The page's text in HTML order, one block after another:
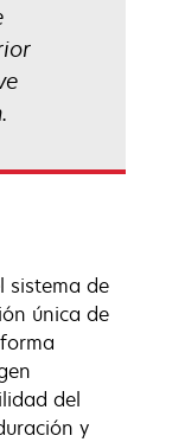
sistema de
única de
del
y